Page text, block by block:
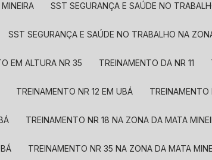
SST SEGURANÇA E SAÚDE NO
SST SEGURANÇA E SAÚDE NO TRABALHO NA
EM ALTURA NR 35 TREINAMENTO DA NR 11
TREINAMENTO NR 12 EM UBÁ
TREINAMENTO NR 18 NA ZONA DA MATA
TREINAMENTO NR 35 NA ZONA DA MATA